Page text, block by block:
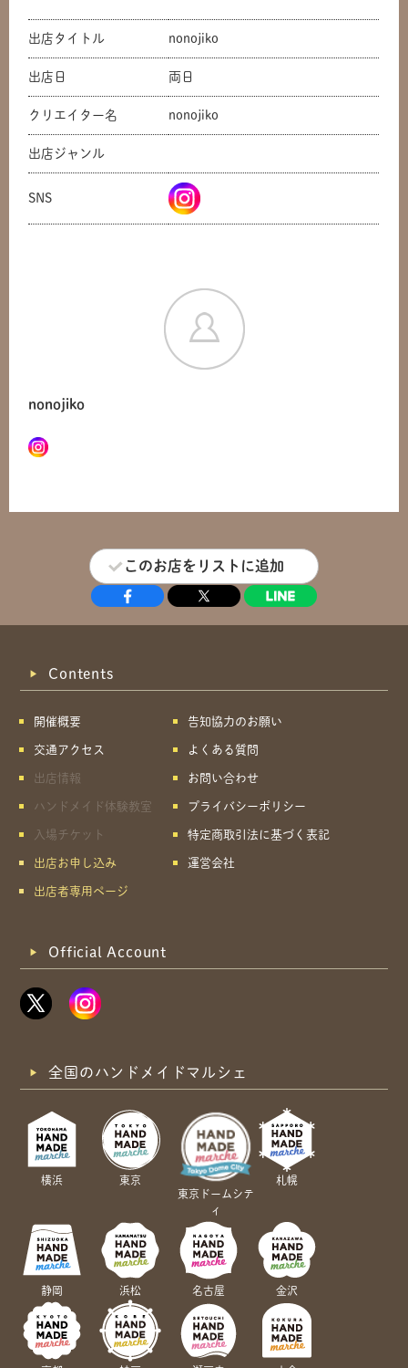
出店タイトル nonojiko
出店日 両日
クリエイター名 nonojiko
出店ジャンル
SNS
nonojiko
このお店をリストに追加
Contents
開催概要
交通アクセス
出店情報
ハンドメイド体験教室
入場チケット
出店お申し込み
出店者専用ページ
告知協力のお願い
よくある質問
お問い合わせ
プライバシーポリシー
特定商取引法に基づく表記
運営会社
Official Account
全国のハンドメイドマルシェ
横浜
東京
東京ドームシテ
ィ
札幌
静岡 浜松 名古屋 金沢